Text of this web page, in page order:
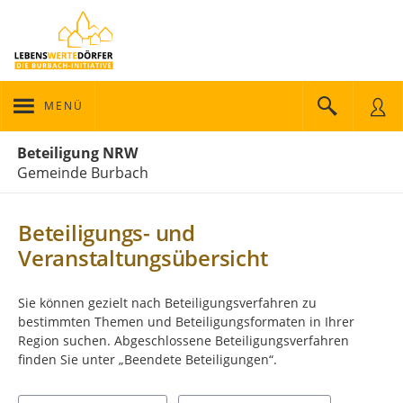
MENÜ
Beteiligung NRW
Gemeinde Burbach
Beteiligungs- und
Veranstaltungsübersicht
Sie können gezielt nach Beteiligungsverfahren zu
bestimmten Themen und Beteiligungsformaten in Ihrer
Region suchen. Abgeschlossene Beteiligungsverfahren
finden Sie unter „Beendete Beteiligungen“.